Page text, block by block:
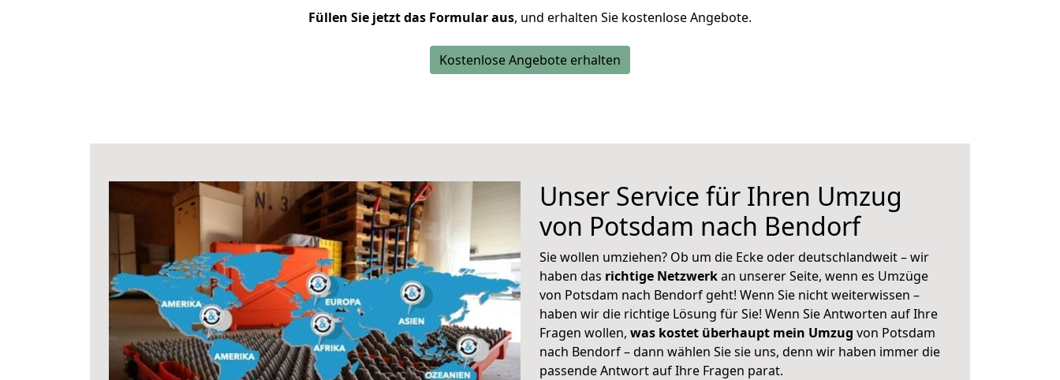
Füllen Sie jetzt das Formular aus, und erhalten Sie kostenlose Angebote.
Kostenlose Angebote erhalten
Unser Service für Ihren Umzug
von Potsdam nach Bendorf
Sie wollen umziehen? Ob um die Ecke oder deutschlandweit – wir
haben das richtige Netzwerkan unserer Seite, wenn es Umzüge
von Potsdam nach Bendorf geht! Wenn Sie nicht weiterwissen –
haben wir die richtige Lösung für Sie! Wenn Sie Antworten auf Ihre
Fragen wollen, was kostet überhaupt mein Umzug von Potsdam
nach Bendorf – dann wählen Sie sie uns, denn wir haben immer die
passende Antwort auf Ihre Fragen parat.